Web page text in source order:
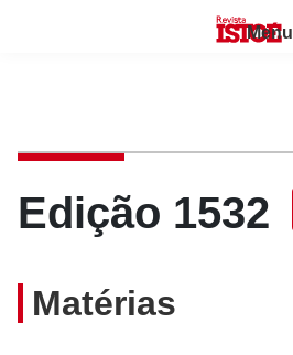
Menu
Edição 1532
Matérias